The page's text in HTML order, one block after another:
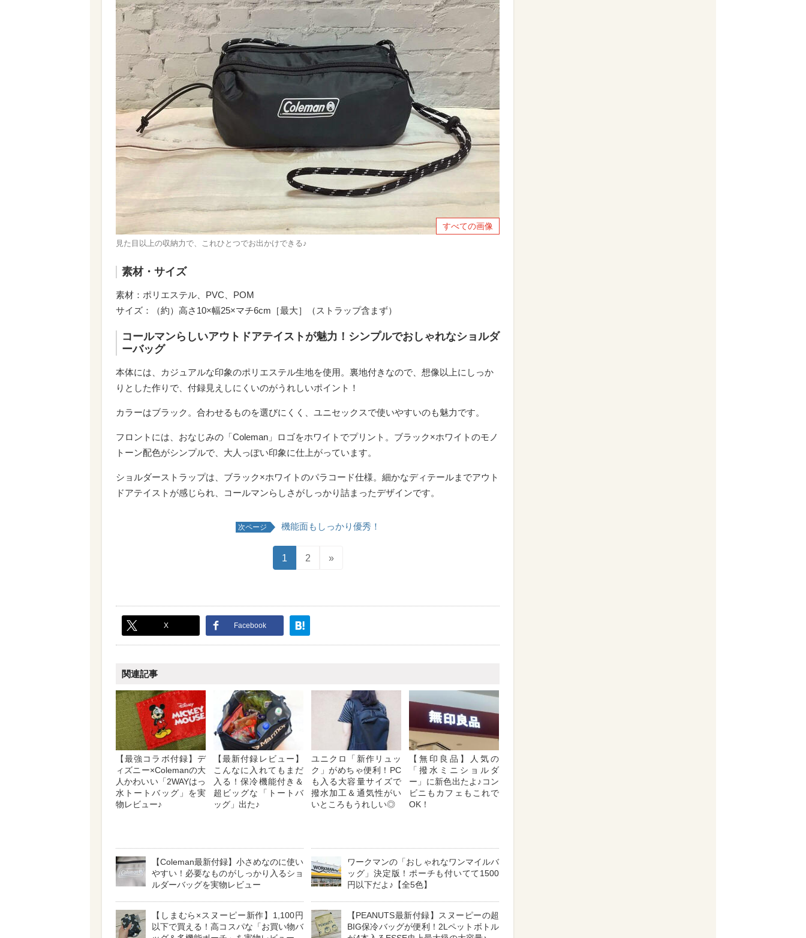
すべての画像
見た目以上の収納力で、これひとつでお出かけできる♪
素材・サイズ
素材：ポリエステル、PVC、POM
サイズ：（約）高さ10×幅25×マチ6cm［最大］（ストラップ含まず）
コールマンらしいアウトドアテイストが魅力！シンプルでおしゃれなショルダ
ーバッグ
本体には、カジュアルな印象のポリエステル生地を使用。裏地付きなので、想像以上にしっか
りとした作りで、付録見えしにくいのがうれしいポイント！
カラーはブラック。合わせるものを選びにくく、ユニセックスで使いやすいのも魅力です。
フロントには、おなじみの「Coleman」ロゴをホワイトでプリント。ブラック×ホワイトのモノ
トーン配色がシンプルで、大人っぽい印象に仕上がっています。
ショルダーストラップは、ブラック×ホワイトのパラコード仕様。細かなディテールまでアウト
ドアテイストが感じられ、コールマンらしさがしっかり詰まったデザインです。
次ページ 機能面もしっかり優秀！
1 2 »
X Facebook
関連記事
【最強コラボ付録】デ
ィズニー×Colemanの大
人かわいい「2WAYはっ
水トートバッグ」を実
物レビュー♪
【最新付録レビュー】
こんなに入れてもまだ
入る！保冷機能付き＆
超ビッグな「トートバ
ッグ」出た♪
ユニクロ「新作リュッ
ク」がめちゃ便利！PC
も入る大容量サイズで
撥水加工＆通気性がい
いところもうれしい◎
【無印良品】人気の
「撥水ミニショルダ
ー」に新色出たよ♪コン
ビニもカフェもこれで
OK！
【Coleman最新付録】小さめなのに使い
やすい！必要なものがしっかり入るショ
ルダーバッグを実物レビュー
ワークマンの「おしゃれなワンマイルバ
ッグ」決定版！ポーチも付いてて1500
円以下だよ♪【全5色】
【しまむら×スヌーピー新作】1,100円
以下で買える！高コスパな「お買い物バ
【PEANUTS最新付録】スヌーピーの超
BIG保冷バッグが便利！2Lペットボトル